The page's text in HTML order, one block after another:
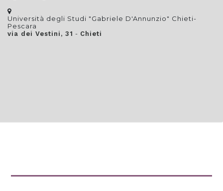
Università degli Studi "Gabriele D'Annunzio" Chieti-
Pescara
via dei Vestini, 31 - Chieti